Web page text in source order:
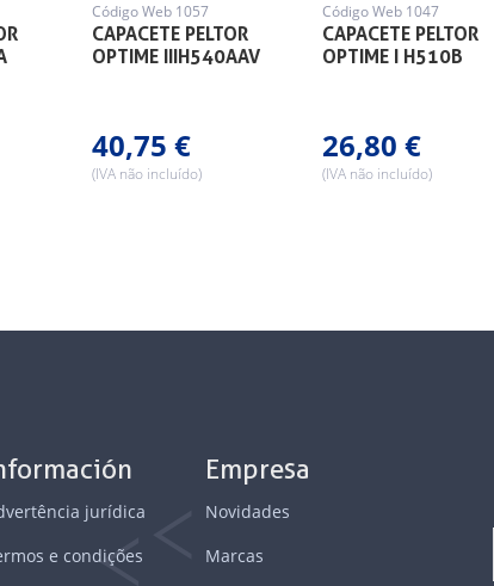
CAPACETE PELTOR
OPTIME IIIH540AAV
Código Web 1057
40,75 €
(IVA não incluído)
CAPACETE PELTOR
OPTIME I H510B
Código Web 1047
26,80 €
(IVA não incluído)
jurídica
e condições
Empresa
Novidades
Marcas